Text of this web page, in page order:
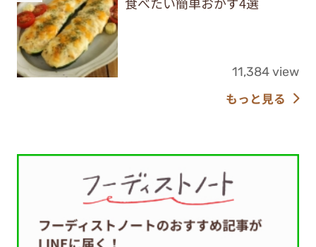
11,384 view
もっと見る